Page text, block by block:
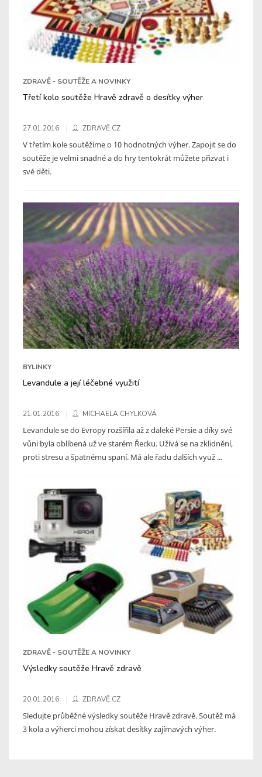
ZDRAVĚ - SOUTĚŽE A NOVINKY
Třetí kolo soutěže Hravě zdravě o desítky výher
27.01.2016 ZDRAVĚ.CZ
V třetím kole soutěžíme o 10 hodnotných výher. Zapojit se do
soutěže je velmi snadné a do hry tentokrát můžete přizvat i
své děti.
BYLINKY
Levandule a její léčebné využití
21.01.2016 MICHAELA CHYLKOVÁ
Levandule se do Evropy rozšířila až z daleké Persie a díky své
vůni byla oblíbená už ve starém Řecku. Užívá se na zklidnění,
proti stresu a špatnému spaní. Má ale řadu dalších využ ...
ZDRAVĚ - SOUTĚŽE A NOVINKY
Výsledky soutěže Hravě zdravě
20.01.2016 ZDRAVĚ.CZ
Sledujte průběžné výsledky soutěže Hravě zdravě. Soutěž má
3 kola a výherci mohou získat desítky zajímavých výher.